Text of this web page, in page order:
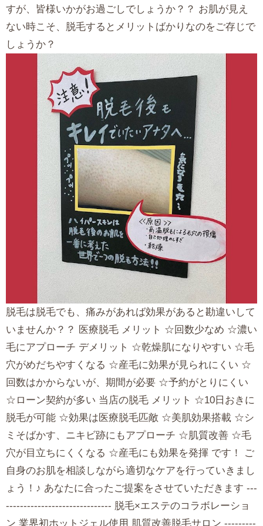
すが、皆様いかがお過ごしでしょうか？？ お肌が見え
ない時こそ、脱毛するとメリットばかりなのをご存じで
しょうか？
脱毛は脱毛でも、痛みがあれば効果があると勘違いして
いませんか？？ 医療脱毛 メリット ☆回数少なめ ☆濃い
毛にアプローチ デメリット ☆乾燥肌になりやすい ☆毛
穴がめだちやすくなる ☆産毛に効果が見られにくい ☆
回数はかからないが、期間が必要 ☆予約がとりにくい
☆ローン契約が多い 当店の脱毛 メリット ☆10日おきに
脱毛が可能 ☆効果は医療脱毛匹敵 ☆美肌効果搭載 ☆シ
ミそばかす、ニキビ跡にもアプローチ ☆肌質改善 ☆毛
穴が目立ちにくくなる ☆産毛にも効果を発揮 です！ ご
自身のお肌を相談しながら適切なケアを行っていきまし
ょう！♪ あなたに合ったご提案をさせていただきます ---
------------------------------ 脱毛×エステのコラボレーショ
ン 業界初ホットジェル使用 肌質改善脱毛サロン ---------